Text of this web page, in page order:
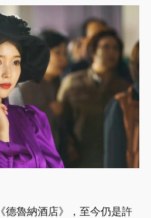
德魯納酒店》，至今仍是許